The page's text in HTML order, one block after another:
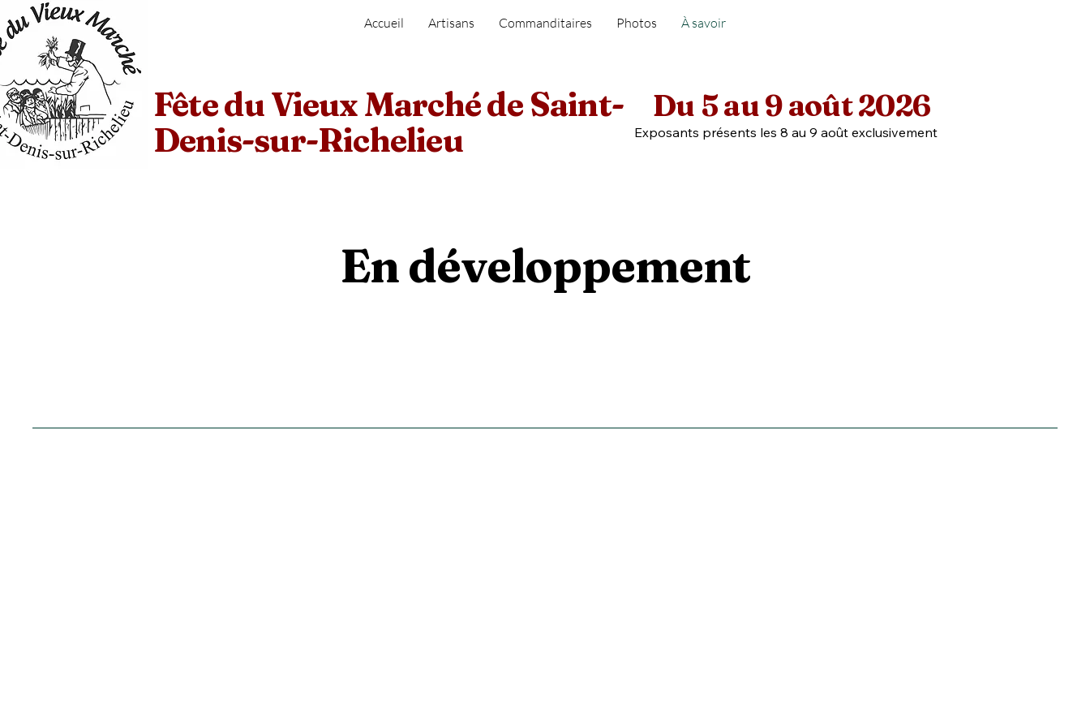
Accueil Artisans Commanditaires Photos À savoir
Fête du Vieux Marché de Saint-
Denis-sur-Richelieu
Du 5 au 9 août 2026
Exposants présents les 8 au 9 août exclusivement
En développement